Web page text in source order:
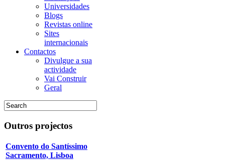
Universidades
Blogs
Revistas online
Sites
internacionais
Contactos
Divulgue a sua
actividade
Vai Construir
Geral
Outros projectos
Convento do Santíssimo
Sacramento, Lisboa